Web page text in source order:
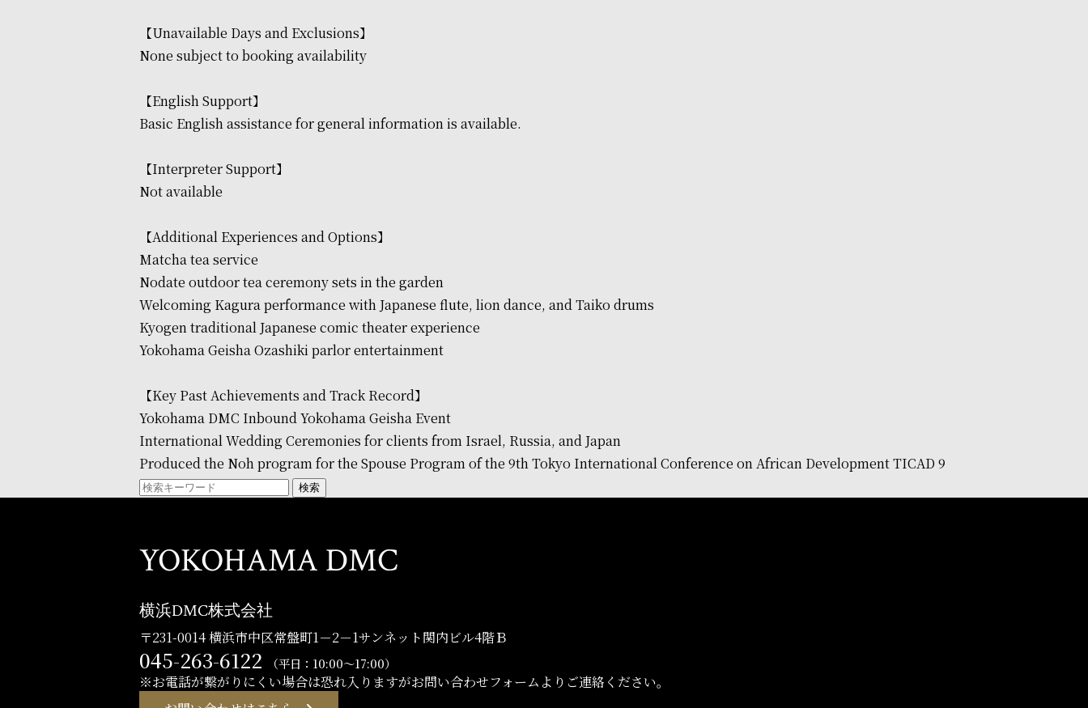
【Unavailable Days and Exclusions】
None subject to booking availability
【English Support】
Basic English assistance for general information is available.
【Interpreter Support】
Not available
【Additional Experiences and Options】
Matcha tea service
Nodate outdoor tea ceremony sets in the garden
Welcoming Kagura performance with Japanese flute, lion dance, and Taiko drums
Kyogen traditional Japanese comic theater experience
Yokohama Geisha Ozashiki parlor entertainment
【Key Past Achievements and Track Record】
Yokohama DMC Inbound Yokohama Geisha Event
International Wedding Ceremonies for clients from Israel, Russia, and Japan
Produced the Noh program for the Spouse Program of the 9th Tokyo International Conference on African Development TICAD 9
検索
YOKOHAMA DMC
横浜DMC株式会社
〒231-0014 横浜市中区常盤町1－2－1サンネット関内ビル4階Ｂ
045-263-6122 （平日：10:00～17:00）
※お電話が繋がりにくい場合は恐れ入りますがお問い合わせフォームよりご連絡ください。